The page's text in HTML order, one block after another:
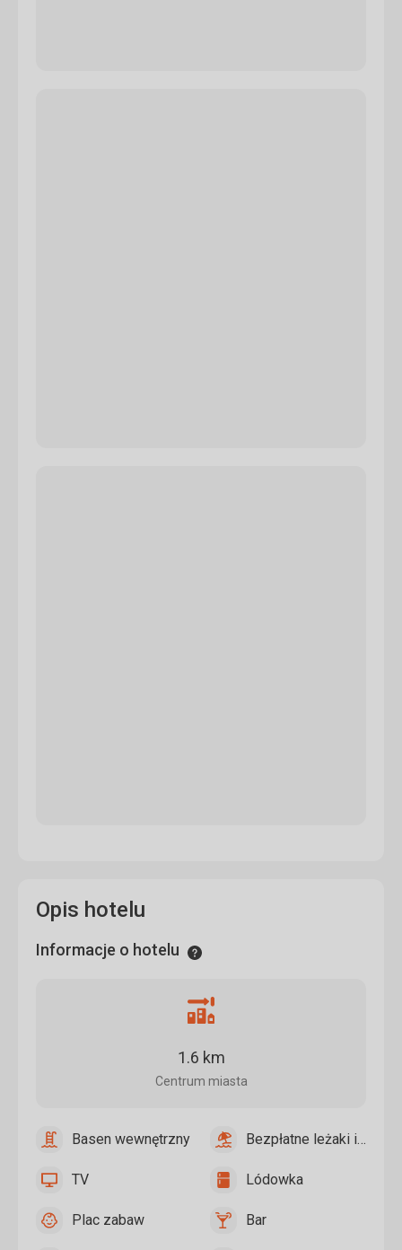
Opis hotelu
Informacje o hotelu Informacje
Odległość
centrum
Centrum miasta
1.6 km
BasenBasen wewnętrzny
tak
Bezpłatne
i
przy
Bezpłatne leżaki i parasole przy basenie
tak
TV TV
tak LódowkaLódowka
tak
Plac Plac zabaw
tak Bar Bar
tak